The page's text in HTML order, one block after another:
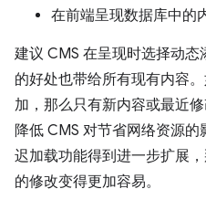
在前端呈现数据库中的
建议 CMS 在呈现时选择动
的好处也带给所有现有内容
加，那么只有新内容或最近
降低 CMS 对节省网络资源
迟加载功能得到进一步扩展
的修改变得更加容易。